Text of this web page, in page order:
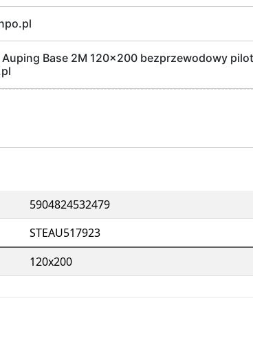
Base 2M 120x200 bezprzewodowy
5904824532479
STEAU517923
120x200